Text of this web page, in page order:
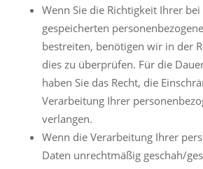
Wenn Sie die Richtigkeit Ihrer bei
gespeicherten
bestreiten, benötigen wir in der
dies zu überprüfen. Für die
haben Sie das Recht, die
Verarbeitung Ihrer
verlangen.
Wenn die Verarbeitung Ihrer
Daten unrechtmäßig geschah/